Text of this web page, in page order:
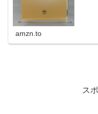
amzn.to
ス